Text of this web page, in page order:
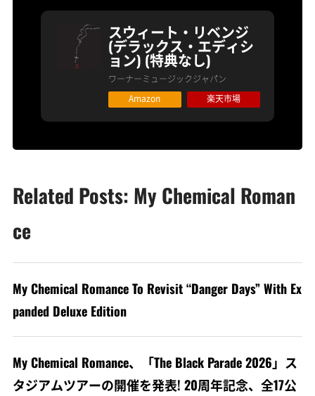
スウィート・リベンジ
(デラックス・エディシ
ョン) (特典なし)
ワーナーミュージックジャパン
Amazon 楽天市場
Related Posts: My Chemical Roman
ce
My Chemical Romance To Revisit “Danger Days” With Ex
panded Deluxe Edition
My Chemical Romance、「The Black Parade 2026」ス
タジアムツアーの開催を発表! 20周年記念、全17公